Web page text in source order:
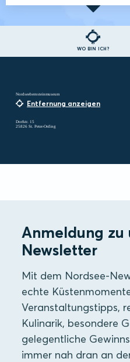
WO BIN ICH?
Nordseebernsteinmuseum
Entfernung anzeigen
Dorfstr. 15
25826 St. Peter-Ording
Anmeldung zu
Newsletter
Mit dem Nordsee-
echte
Veranstaltungstipps,
Kulinarik, besondere
gelegentliche
immer nah dran an